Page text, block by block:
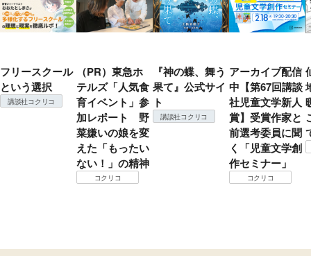
フリースクール
という選択
講談社コクリコ
（PR）東急ホ
テルズ「人気食
育イベント」参
加レポート 野
菜嫌いの娘を変
えた「もったい
ない！」の精神
コクリコ
『神の蝶、舞う
果て』公式サイ
ト
講談社コクリコ
アーカイブ配信
中【第67回講談
社児童文学新人
賞】受賞作家と
前選考委員に聞
く「児童文学創
作セミナー」
コクリコ